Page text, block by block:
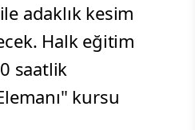
adaklık kesim
Halk eğitim
saatlik
kursu